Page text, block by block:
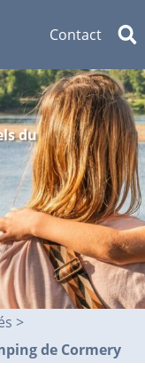
Contact
du
de Cormery